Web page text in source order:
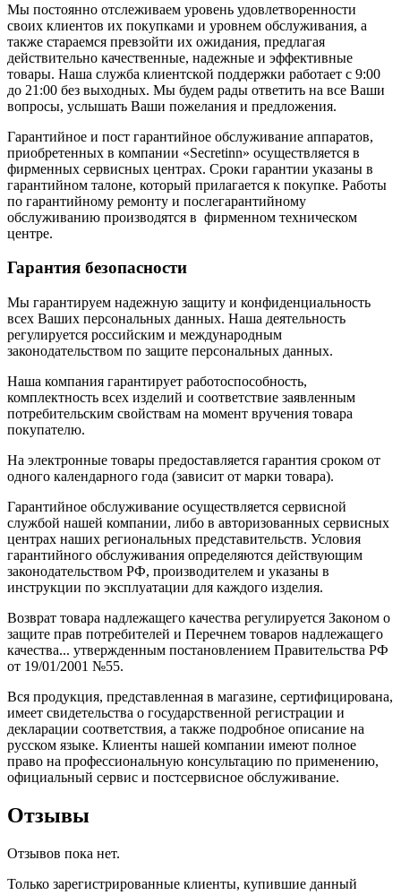
Мы постоянно отслеживаем уровень удовлетворенности
своих клиентов их покупками и уровнем обслуживания, а
также стараемся превзойти их ожидания, предлагая
действительно качественные, надежные и эффективные
товары. Наша служба клиентской поддержки работает с 9:00
до 21:00 без выходных. Мы будем рады ответить на все Ваши
вопросы, услышать Ваши пожелания и предложения.
Гарантийное и пост гарантийное обслуживание аппаратов,
приобретенных в компании «Secretinn» осуществляется в
фирменных сервисных центрах. Сроки гарантии указаны в
гарантийном талоне, который прилагается к покупке. Работы
по гарантийному ремонту и послегарантийному
обслуживанию производятся в фирменном техническом
центре.
Гарантия безопасности
Мы гарантируем надежную защиту и конфиденциальность
всех Ваших персональных данных. Наша деятельность
регулируется российским и международным
законодательством по защите персональных данных.
Наша компания гарантирует работоспособность,
комплектность всех изделий и соответствие заявленным
потребительским свойствам на момент вручения товара
покупателю.
На электронные товары предоставляется гарантия сроком от
одного календарного года (зависит от марки товара).
Гарантийное обслуживание осуществляется сервисной
службой нашей компании, либо в авторизованных сервисных
центрах наших региональных представительств. Условия
гарантийного обслуживания определяются действующим
законодательством РФ, производителем и указаны в
инструкции по эксплуатации для каждого изделия.
Возврат товара надлежащего качества регулируется Законом о
защите прав потребителей и Перечнем товаров надлежащего
качества... утвержденным постановлением Правительства РФ
от 19/01/2001 №55.
Вся продукция, представленная в магазине, сертифицирована,
имеет свидетельства о государственной регистрации и
декларации соответствия, а также подробное описание на
русском языке. Клиенты нашей компании имеют полное
право на профессиональную консультацию по применению,
официальный сервис и постсервисное обслуживание.
Отзывы
Отзывов пока нет.
Только зарегистрированные клиенты, купившие данный